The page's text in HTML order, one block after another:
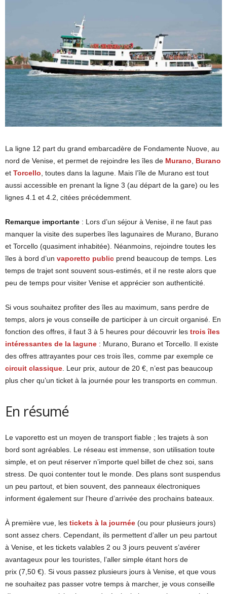
La ligne 12 part du grand embarcadère de Fondamente Nuove, au
nord de Venise, et permet de rejoindre les îles de Murano, Burano
et Torcello, toutes dans la lagune. Mais l’île de Murano est tout
aussi accessible en prenant la ligne 3 (au départ de la gare) ou les
lignes 4.1 et 4.2, citées précédemment.
Remarque importante : Lors d’un séjour à Venise, il ne faut pas
manquer la visite des superbes îles lagunaires de Murano, Burano
et Torcello (quasiment inhabitée). Néanmoins, rejoindre toutes les
îles à bord d’un vaporetto public prend beaucoup de temps. Les
temps de trajet sont souvent sous-estimés, et il ne reste alors que
peu de temps pour visiter Venise et apprécier son authenticité.
Si vous souhaitez profiter des îles au maximum, sans perdre de
temps, alors je vous conseille de participer à un circuit organisé. En
fonction des offres, il faut 3 à 5 heures pour découvrir les trois îles
intéressantes de la lagune : Murano, Burano et Torcello. Il existe
des offres attrayantes pour ces trois îles, comme par exemple ce
circuit classique. Leur prix, autour de 20 €, n’est pas beaucoup
plus cher qu’un ticket à la journée pour les transports en commun.
En résumé
Le vaporetto est un moyen de transport fiable ; les trajets à son
bord sont agréables. Le réseau est immense, son utilisation toute
simple, et on peut réserver n’importe quel billet de chez soi, sans
stress. De quoi contenter tout le monde. Des plans sont suspendus
un peu partout, et bien souvent, des panneaux électroniques
informent également sur l’heure d’arrivée des prochains bateaux.
À première vue, les tickets à la journée (ou pour plusieurs jours)
sont assez chers. Cependant, ils permettent d’aller un peu partout
à Venise, et les tickets valables 2 ou 3 jours peuvent s’avérer
avantageux pour les touristes, l’aller simple étant hors de
prix (7,50 €). Si vous passez plusieurs jours à Venise, et que vous
ne souhaitez pas passer votre temps à marcher, je vous conseille